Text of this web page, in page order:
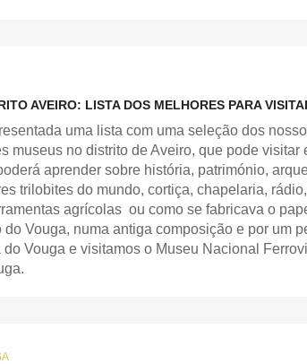
AVEIRO: LISTA DOS MELHORES PARA
uma lista com uma seleção dos
museus no distrito de Aveiro, que pode visitar
aprender sobre história, património,
trilobites do mundo, cortiça, chapelaria,
agrícolas ou como se fabricava o
Vouga, numa antiga composição e por um
Vouga e visitamos o Museu Nacional